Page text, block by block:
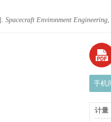
Spacecraft Environment Engineering,
手机
计量